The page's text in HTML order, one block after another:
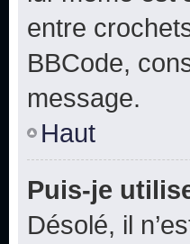
entre
BBCode,
message.
Haut
Puis-je
Désolé, il